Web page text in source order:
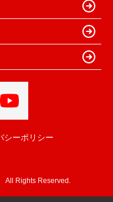
シーポリシー
All Rights Reserved.